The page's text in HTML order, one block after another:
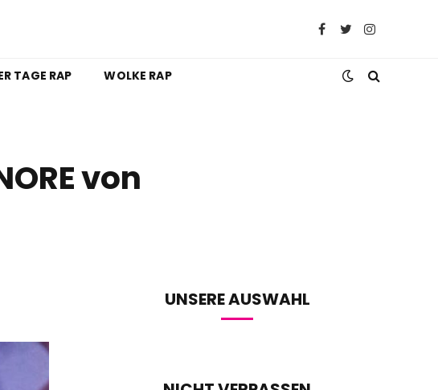
Facebook
TwitterInstagram
TAGE RAP WOLKE RAP
von
UNSERE AUSWAHL